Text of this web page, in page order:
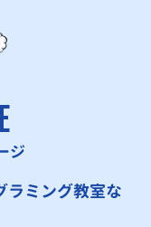
ジ
ラミング教室な